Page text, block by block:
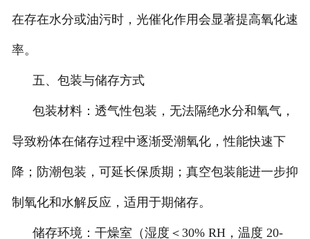
在存在水分或油污时，光催化作用会显著提高氧化速
率。
五、包装与储存方式
包装材料：透气性包装，无法隔绝水分和氧气，
导致粉体在储存过程中逐渐受潮氧化，性能快速下
降；防潮包装，可延长保质期；真空包装能进一步抑
制氧化和水解反应，适用于期储存。
储存环境：干燥室（湿度＜30% RH，温度 20-